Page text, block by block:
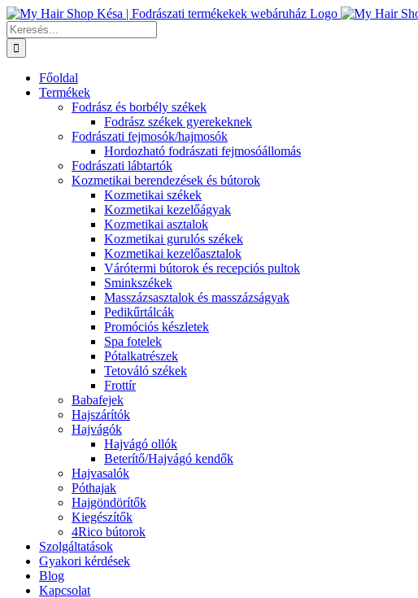
Kihagyás
Keresés...
Főoldal
Termékek
Fodrász és borbély székek
Fodrász székek gyerekeknek
Fodrászati fejmosók/hajmosók
Hordozható fodrászati fejmosóállomás
Fodrászati lábtartók
Kozmetikai berendezések és bútorok
Kozmetikai székek
Kozmetikai kezelőágyak
Kozmetikai asztalok
Kozmetikai gurulós székek
Kozmetikai kezelőasztalok
Várótermi bútorok és recepciós pultok
Sminkszékek
Masszázsasztalok és masszázságyak
Pedikűrtálcák
Promóciós készletek
Spa fotelek
Pótalkatrészek
Tetováló székek
Frottír
Babafejek
Hajszárítók
Hajvágók
Hajvágó ollók
Beterítő/Hajvágó kendők
Hajvasalók
Póthajak
Hajgöndörítők
Kiegészítők
4Rico bútorok
Szolgáltatások
Gyakori kérdések
Blog
Kapcsolat